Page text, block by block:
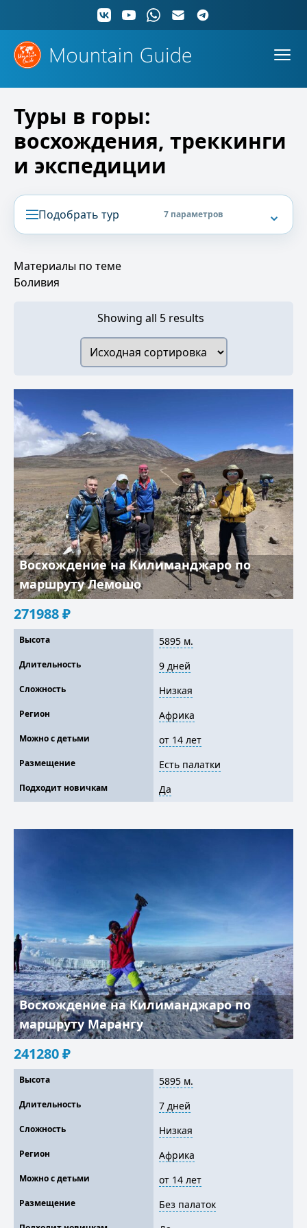
Туры в горы:
восхождения, треккинги
и экспедиции
Материалы по теме
Боливия
Showing all 5 results
Восхождение на Килиманджаро по
маршруту Лемошо
271988₽
Высота 5895 м.
Длительность 9 дней
Сложность Низкая
Регион Африка
Можно с детьми от 14 лет
Размещение Есть палатки
Подходит новичкам Да
Восхождение на Килиманджаро по
маршруту Марангу
241280₽
Высота 5895 м.
Длительность 7 дней
Сложность Низкая
Регион Африка
Можно с детьми от 14 лет
Размещение Без палаток
Подобрать тур 7 параметров ⌄